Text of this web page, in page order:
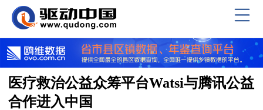
医疗救治公益众筹平台Watsi与腾讯公益
合作进入中国